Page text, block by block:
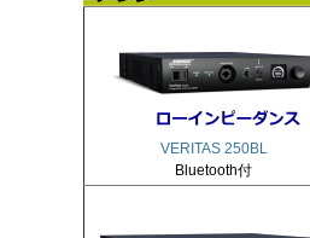
VERITAS 250BL
Bluetooth付